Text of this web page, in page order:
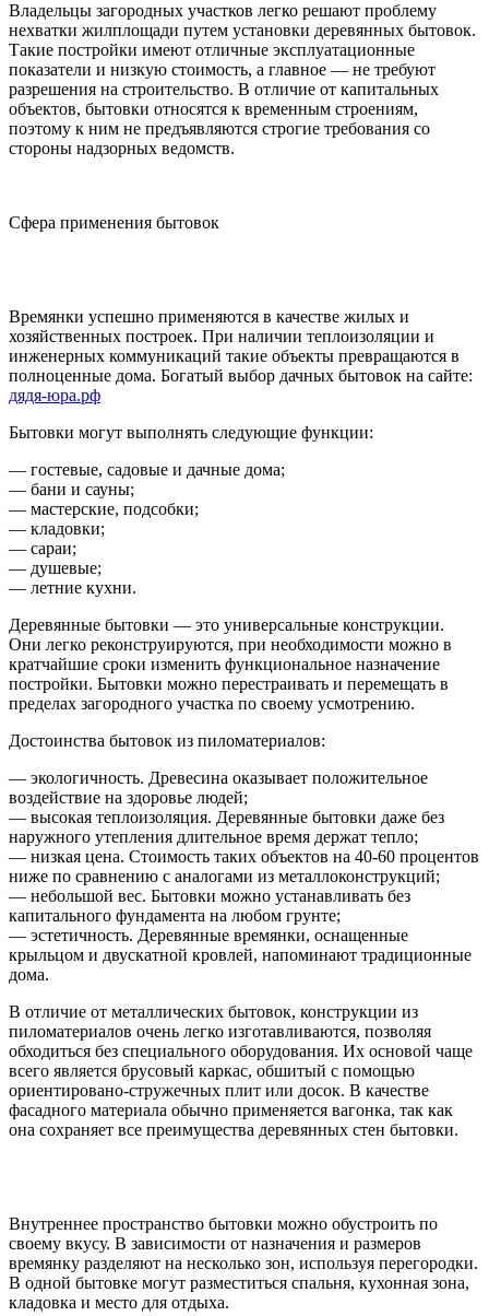
Владельцы загородных участков легко решают проблему
нехватки жилплощади путем установки деревянных бытовок.
Такие постройки имеют отличные эксплуатационные
показатели и низкую стоимость, а главное — не требуют
разрешения на строительство. В отличие от капитальных
объектов, бытовки относятся к временным строениям,
поэтому к ним не предъявляются строгие требования со
стороны надзорных ведомств.
Сфера применения бытовок
Времянки успешно применяются в качестве жилых и
хозяйственных построек. При наличии теплоизоляции и
инженерных коммуникаций такие объекты превращаются в
полноценные дома. Богатый выбор дачных бытовок на сайте:
дядя-юра.рф
Бытовки могут выполнять следующие функции:
— гостевые, садовые и дачные дома;
— бани и сауны;
— мастерские, подсобки;
— кладовки;
— сараи;
— душевые;
— летние кухни.
Деревянные бытовки — это универсальные конструкции.
Они легко реконструируются, при необходимости можно в
кратчайшие сроки изменить функциональное назначение
постройки. Бытовки можно перестраивать и перемещать в
пределах загородного участка по своему усмотрению.
Достоинства бытовок из пиломатериалов:
— экологичность. Древесина оказывает положительное
воздействие на здоровье людей;
— высокая теплоизоляция. Деревянные бытовки даже без
наружного утепления длительное время держат тепло;
— низкая цена. Стоимость таких объектов на 40-60 процентов
ниже по сравнению с аналогами из металлоконструкций;
— небольшой вес. Бытовки можно устанавливать без
капитального фундамента на любом грунте;
— эстетичность. Деревянные времянки, оснащенные
крыльцом и двускатной кровлей, напоминают традиционные
дома.
В отличие от металлических бытовок, конструкции из
пиломатериалов очень легко изготавливаются, позволяя
обходиться без специального оборудования. Их основой чаще
всего является брусовый каркас, обшитый с помощью
ориентировано-стружечных плит или досок. В качестве
фасадного материала обычно применяется вагонка, так как
она сохраняет все преимущества деревянных стен бытовки.
Внутреннее пространство бытовки можно обустроить по
своему вкусу. В зависимости от назначения и размеров
времянку разделяют на несколько зон, используя перегородки.
В одной бытовке могут разместиться спальня, кухонная зона,
кладовка и место для отдыха.